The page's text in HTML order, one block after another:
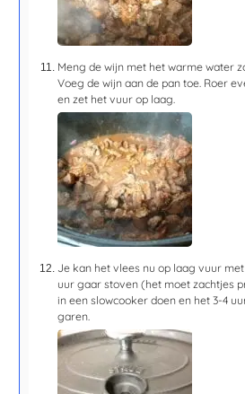
Meng de wijn met het warme water
Voeg de wijn aan de pan toe. Roer
en zet het vuur op laag.
Je kan het vlees nu op laag vuur
uurgaar stoven (het moet zachtjes
in een slowcooker doen en het 3-4
garen.